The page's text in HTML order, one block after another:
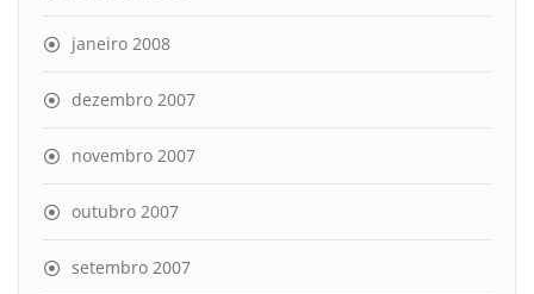
janeiro 2008
dezembro 2007
novembro 2007
outubro 2007
setembro 2007